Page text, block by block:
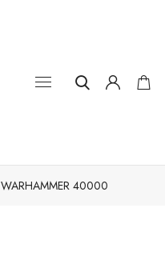
WARHAMMER 40000